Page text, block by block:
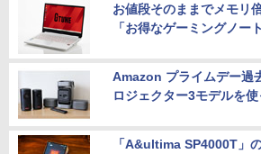
お値段そのままでメモリ
「お得なゲーミングノート
Amazon プライムデー過
ロジェクター3モデルを
「A&ultima SP4000T」